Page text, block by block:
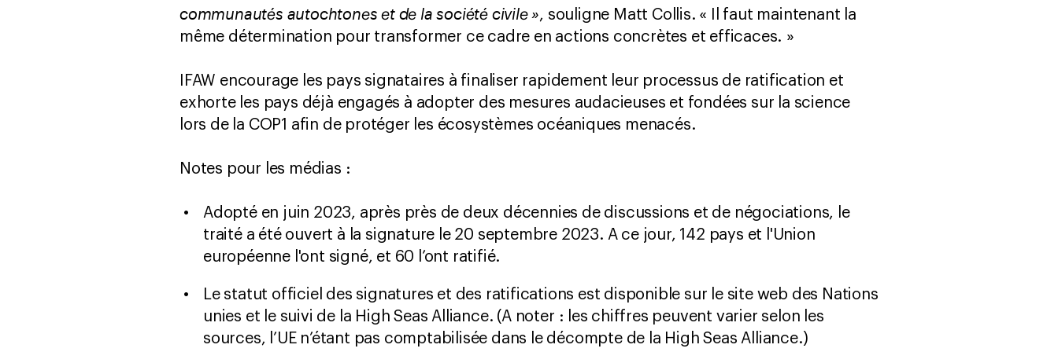
communautés autochtones et de la société civile », souligne Matt Collis. « Il faut maintenant la
même détermination pour transformer ce cadre en actions concrètes et efficaces. »
IFAW encourage les pays signataires à finaliser rapidement leur processus de ratification et
exhorte les pays déjà engagés à adopter des mesures audacieuses et fondées sur la science
lors de la COP1 afin de protéger les écosystèmes océaniques menacés.
Notes pour les médias :
Adopté en juin 2023, après près de deux décennies de discussions et de négociations, le
traité a été ouvert à la signature le 20 septembre 2023. A ce jour, 142 pays et l'Union
européenne l'ont signé, et 60 l’ont ratifié.
Le statut officiel des signatures et des ratifications est disponible sur le site web des Nations
unies et le suivi de la High Seas Alliance. (A noter : les chiffres peuvent varier selon les
sources, l’UE n’étant pas comptabilisée dans le décompte de la High Seas Alliance.)